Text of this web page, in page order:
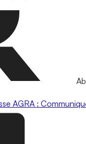
AGRA :